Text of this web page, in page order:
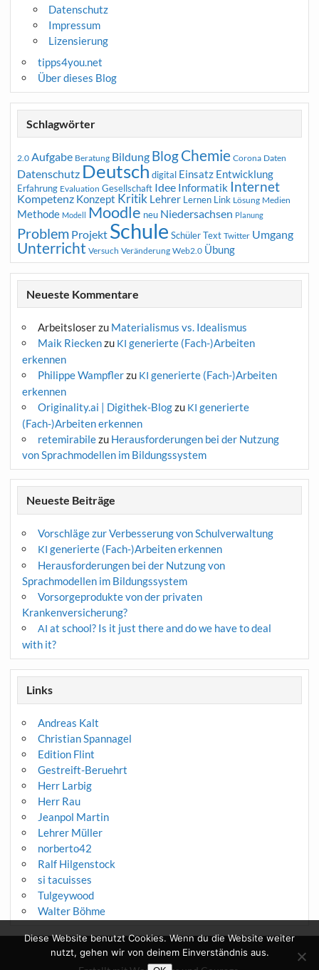
Datenschutz
Impressum
Lizensierung
tipps4you.net
Über dieses Blog
Schlagwörter
2.0 Aufgabe Beratung Bildung BlogChemie Corona Daten
Datenschutz Deutsch digital Einsatz Entwicklung
Erfahrung Evaluation Gesellschaft Idee Informatik Internet
Kompetenz Konzept Kritik Lehrer Lernen Link Lösung Medien
Methode Modell Moodle neu Niedersachsen Planung
Problem Projekt Schule Schüler Text Twitter Umgang
Unterricht Versuch Veränderung Web2.0 Übung
Neueste Kommentare
Arbeitsloserzu Materialismus vs. Idealismus
Maik Rieckenzu KI generierte (Fach-)Arbeiten
erkennen
Philippe Wampflerzu KI generierte (Fach-)Arbeiten
erkennen
Originality.ai | Digithek-Blogzu KI generierte
(Fach-)Arbeiten erkennen
retemirabilezu Herausforderungen bei der Nutzung
von Sprachmodellen im Bildungssystem
Neueste Beiträge
Vorschläge zur Verbesserung von Schulverwaltung
KI generierte (Fach-)Arbeiten erkennen
Herausforderungen bei der Nutzung von
Sprachmodellen im Bildungssystem
Vorsorgeprodukte von der privaten
Krankenversicherung?
AI at school? Is it just there and do we have to deal
with it?
Links
Andreas Kalt
Christian Spannagel
Edition Flint
Gestreift-Beruehrt
Herr Larbig
Herr Rau
Jeanpol Martin
Lehrer Müller
norberto42
Ralf Hilgenstock
si tacuisses
Tulgeywood
Walter Böhme
Diese Website benutzt Cookies. Wenn du die Website weiter
nutzt, gehen wir von deinem Einverständnis aus.